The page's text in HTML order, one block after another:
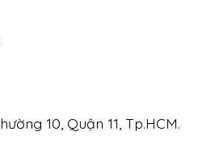
10, Quận 11, Tp.HCM.